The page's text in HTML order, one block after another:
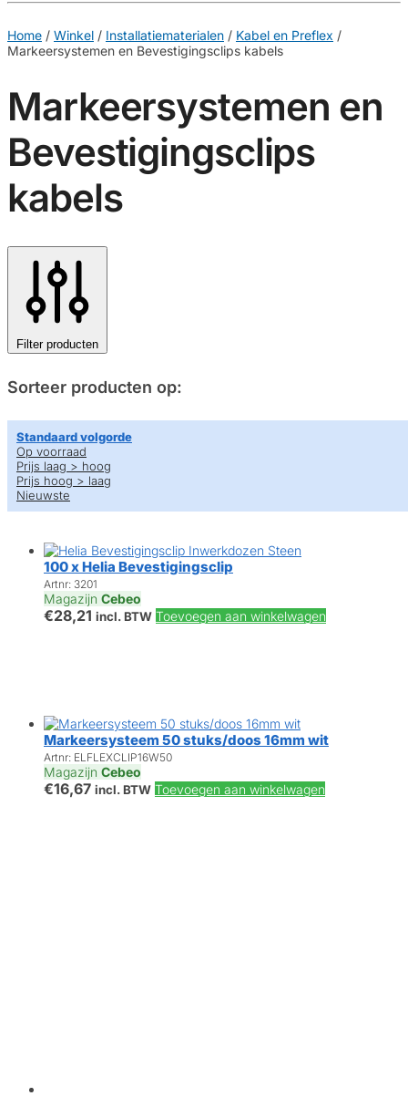
Home / Winkel / Installatiematerialen / Kabel en Preflex /
Markeersystemen en Bevestigingsclips kabels
Markeersystemen en
Bevestigingsclips
kabels
Filter producten
Sorteer producten op:
Standaard volgorde
Op voorraad
Prijs laag > hoog
Prijs hoog > laag
Nieuwste
100 x Helia Bevestigingsclip
Artnr: 3201
Magazijn Cebeo
€28,21 incl. BTW Toevoegen aan winkelwagen
Markeersysteem 50 stuks/doos 16mm wit
Artnr: ELFLEXCLIP16W50
Magazijn Cebeo
€16,67 incl. BTW Toevoegen aan winkelwagen